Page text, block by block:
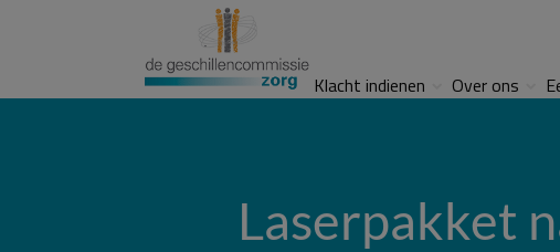
Klacht indienen Over ons
Laserpakket